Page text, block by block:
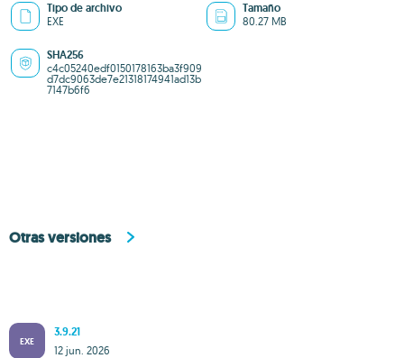
Tipo de archivo
EXE
Tamaño
80.27 MB
SHA256
c4c05240edf0150178163ba3f909
d7dc9063de7e21318174941ad13b
7147b6f6
Otras versiones
EXE
3.9.21
12 jun. 2026